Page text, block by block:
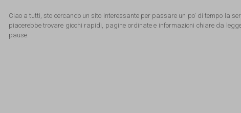
Ciao a tutti, sto cercando un sito interessante per passare un po' di tempo la
piacerebbe trovare giochi rapidi, pagine ordinate e informazioni chiare da
pause.